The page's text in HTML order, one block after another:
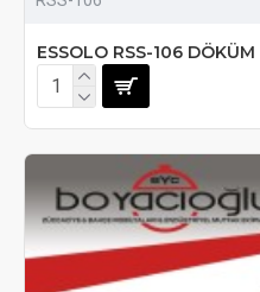
ESSOLO RSS-106